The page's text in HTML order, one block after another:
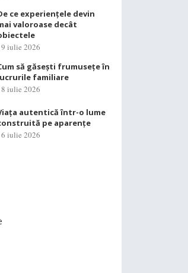
ce experiențele devin
valoroase decât
iulie 2026
să găsești frumusețe în
familiare
iulie 2026
autentică într-o lume
pe aparențe
iulie 2026